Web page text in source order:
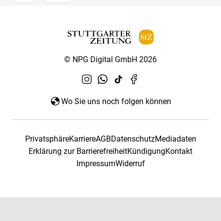
© NPG Digital GmbH 2026
Wo Sie uns noch folgen können
PrivatsphäreKarriereAGBDatenschutzMediadaten
Erklärung zur BarrierefreiheitKündigungKontakt
ImpressumWiderruf